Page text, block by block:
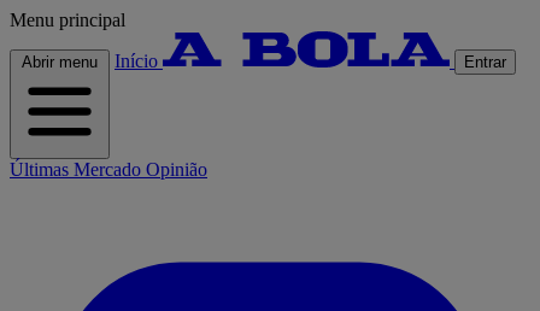
Menu principal
Abrir menu Início Entrar
Últimas Mercado Opinião